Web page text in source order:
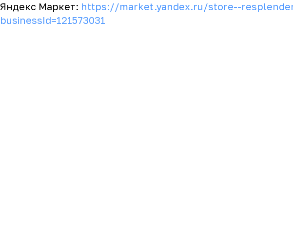
Яндекс Маркет: https://market.yandex.ru/store--
businessId=121573031